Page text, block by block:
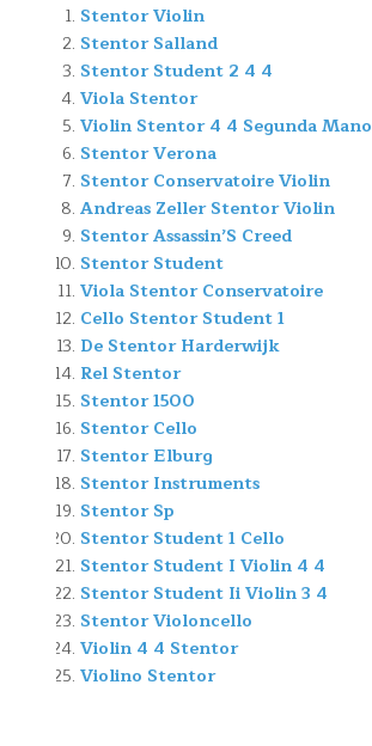
Stentor Violin
Stentor Salland
Stentor Student 2 4 4
Viola Stentor
Violin Stentor 4 4 Segunda Mano
Stentor Verona
Stentor Conservatoire Violin
Andreas Zeller Stentor Violin
Stentor Assassin’S Creed
Stentor Student
Viola Stentor Conservatoire
Cello Stentor Student 1
De Stentor Harderwijk
Rel Stentor
Stentor 1500
Stentor Cello
Stentor Elburg
Stentor Instruments
Stentor Sp
Stentor Student 1 Cello
Stentor Student I Violin 4 4
Stentor Student Ii Violin 3 4
Stentor Violoncello
Violin 4 4 Stentor
Violino Stentor